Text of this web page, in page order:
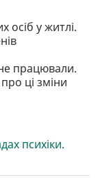
осіб у житлі.
працювали.
ці зміни
психіки.